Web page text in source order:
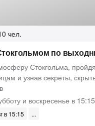
чел.
по
Стокгольма,
и узнав секреты,
и воскресенье в 15:15
в 15:15